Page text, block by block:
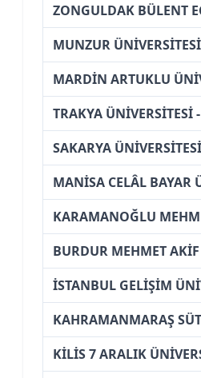
ZONGULDAK BÜLENT
MUNZUR
MARDİN ARTUKLU
TRAKYA
SAKARYA
MANİSA CELÂL BAYAR
KARAMANOĞLU
BURDUR MEHMET
İSTANBUL GELİŞİM
KAHRAMANMARAŞ
KİLİS 7 ARALIK